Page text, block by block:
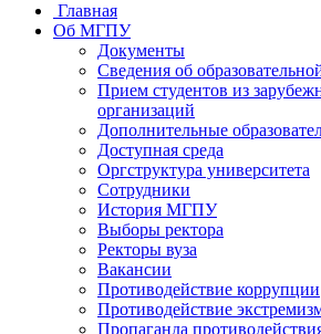
Главная
Об МГПУ
Документы
Сведения об
Прием студентов из
организаций
Дополнительные
Доступная среда
Оргструктура университета
Сотрудники
История МГПУ
Выборы ректора
Ректоры вуза
Вакансии
Противодействие коррупции
Противодействие
Пропаганда